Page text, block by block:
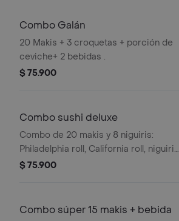
Combo Galán
20 Makis + 3 croquetas + porción de
ceviche+ 2 bebidas .
$ 75.900
Combo sushi deluxe
Combo de 20 makis y 8 niguiris:
Philadelphia roll, California roll, niguiris
de palmito de cangrejo, tilapia y atún.
$ 75.900
Combo súper 15 makis + bebida